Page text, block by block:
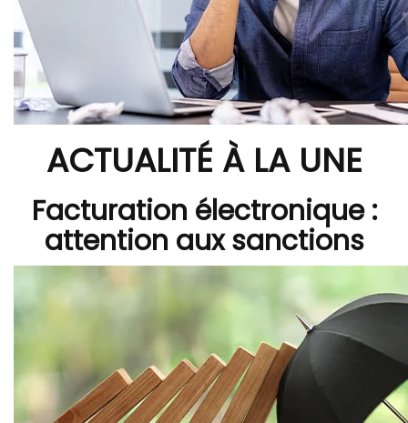
ACTUALITÉ À LA UNE
Facturation électronique :
attention aux sanctions